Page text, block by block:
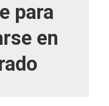
para
en